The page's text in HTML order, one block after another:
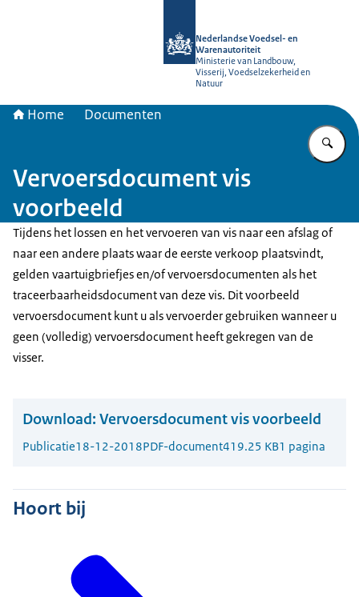
Nederlandse Voedsel- en
Warenautoriteit
Ministerie van Landbouw,
Visserij, Voedselzekerheid en
Natuur
Home Documenten
Vervoersdocument vis
voorbeeld
Tijdens het lossen en het vervoeren van vis naar een afslag of
naar een andere plaats waar de eerste verkoop plaatsvindt,
gelden vaartuigbriefjes en/of vervoersdocumenten als het
traceerbaarheidsdocument van deze vis. Dit voorbeeld
vervoersdocument kunt u als vervoerder gebruiken wanneer u
geen (volledig) vervoersdocument heeft gekregen van de
visser.
Download: Vervoersdocument vis voorbeeld
Publicatie18-12-2018PDF-document419.25 KB1 pagina
Hoort bij